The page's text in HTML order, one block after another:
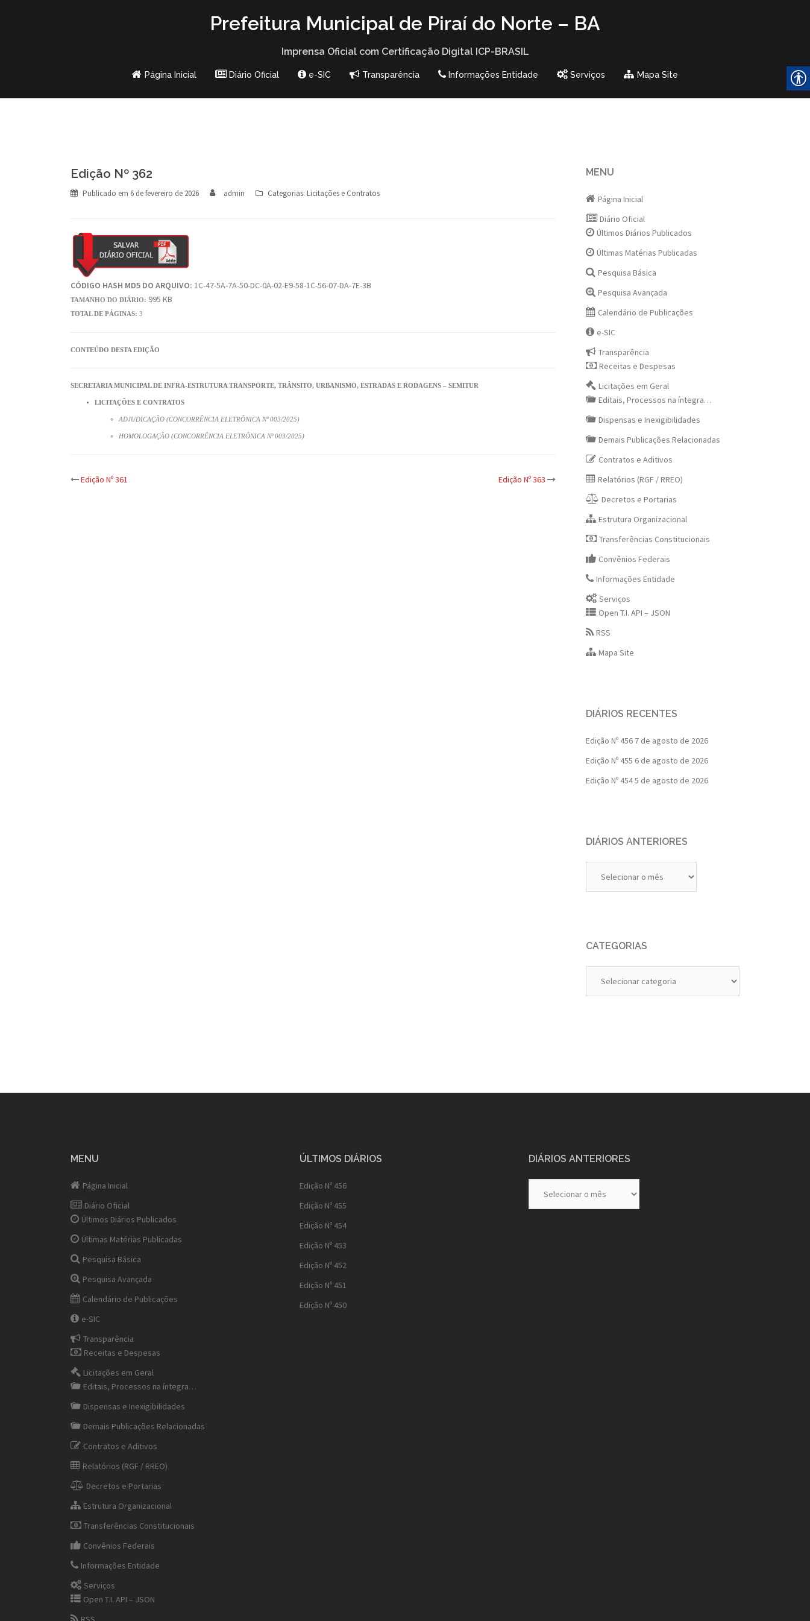
Prefeitura Municipal de Piraí do Norte – BA
Imprensa Oficial com Certificação Digital ICP-BRASIL
Página Inicial Diário Oficial e-SIC Transparência Informações Entidade Serviços Mapa Site
Edição Nº 362
Publicado em 6 de fevereiro de 2026 admin Categorias: Licitações e Contratos
CÓDIGO HASH MD5 DO ARQUIVO: 1C-47-5A-7A-50-DC-0A-02-E9-58-1C-56-07-DA-7E-3B
TAMANHO DO DIÁRIO: 995 KB
TOTAL DE PÁGINAS: 3
CONTEÚDO DESTA EDIÇÃO
SECRETARIA MUNICIPAL DE INFRA-ESTRUTURA TRANSPORTE, TRÂNSITO, URBANISMO, ESTRADAS E RODAGENS – SEMITUR
LICITAÇÕES E CONTRATOS
ADJUDICAÇÃO (CONCORRÊNCIA ELETRÔNICA Nº 003/2025)
HOMOLOGAÇÃO (CONCORRÊNCIA ELETRÔNICA Nº 003/2025)
Post
Edição Nº 361 Edição Nº 363
MENU
Página Inicial
Diário Oficial
Últimos Diários Publicados
Últimas Matérias Publicadas
Pesquisa Básica
Pesquisa Avançada
Calendário de Publicações
e-SIC
Transparência
Receitas e Despesas
Licitações em Geral
Editais, Processos na íntegra…
Dispensas e Inexigibilidades
Demais Publicações Relacionadas
Contratos e Aditivos
Relatórios (RGF / RREO)
Decretos e Portarias
Estrutura Organizacional
Transferências Constitucionais
Convênios Federais
Informações Entidade
Serviços
Open T.I. API – JSON
RSS
Mapa Site
DIÁRIOS RECENTES
Edição Nº 456 7 de agosto de 2026
Edição Nº 455 6 de agosto de 2026
Edição Nº 4545 de agosto de 2026
DIÁRIOS ANTERIORES
Anteriores
CATEGORIAS
MENU
Página Inicial
Diário Oficial
Últimos Diários Publicados
Últimas Matérias Publicadas
Pesquisa Básica
Pesquisa Avançada
Calendário de Publicações
e-SIC
Transparência
Receitas e Despesas
Licitações em Geral
Editais, Processos na íntegra…
Dispensas e Inexigibilidades
Demais Publicações Relacionadas
Contratos e Aditivos
Relatórios (RGF / RREO)
Decretos e Portarias
Estrutura Organizacional
Transferências Constitucionais
Convênios Federais
Informações Entidade
Serviços
Open T.I. API – JSON
ÚLTIMOS DIÁRIOS
Edição Nº 456
Edição Nº 455
Edição Nº 454
Edição Nº 453
Edição Nº 452
Edição Nº 451
Edição Nº 450
DIÁRIOS ANTERIORES
Anteriores